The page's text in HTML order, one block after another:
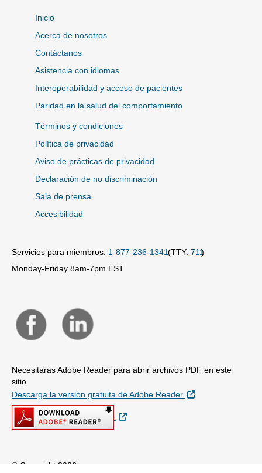
Inicio
Acerca de nosotros
Contáctanos
Asistencia con idiomas
Interoperabilidad y acceso de pacientes
Paridad en la salud del comportamiento
Términos y condiciones
Política de privacidad
Aviso de prácticas de privacidad
Declaración de no discriminación
Sala de prensa
Accesibilidad
Servicios para miembros: 1-877-236-1341(TTY: 711)
Monday-Friday 8am-7pm EST
Necesitarás Adobe Reader para abrir archivos PDF en este
sitio.
Descarga la versión gratuita de Adobe Reader.
Sitio Externo
Sitio Externo
© Copyright 2026